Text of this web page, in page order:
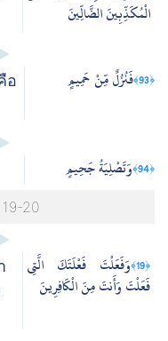
الْمُكَذِّبِينَ الضَّالِّينَ
อ
﴿93﴾ فَنُزُلٌ مِّنْ حَمِيمٍ
﴿94﴾ وَتَصْلِيَةُ جَحِيمٍ
20
﴿19﴾
وَفَعَلْتَ فَعْلَتَكَ الَّتِي
فَعَلْتَ وَأَنتَ مِنَ الْكَافِرِينَ